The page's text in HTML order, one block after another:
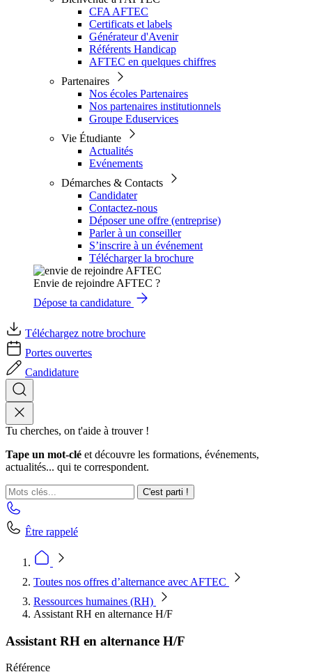
CFA AFTEC
Certificats et labels
Générateur d'Avenir
Référents Handicap
AFTEC en quelques chiffres
Partenaires
Nos écoles Partenaires
Nos partenaires institutionnels
Groupe Eduservices
Vie Étudiante
Actualités
Evénements
Démarches & Contacts
Candidater
Contactez-nous
Déposer une offre (entreprise)
Parler à un conseiller
S’inscrire à un événement
Télécharger la brochure
Envie de rejoindre AFTEC ?
Dépose ta candidature
Téléchargez notre brochure
Portes ouvertes
Candidature
Tu cherches, on t'aide à trouver !
Tape un mot-clé et découvre les formations, événements,
actualités... qui te correspondent.
C'est parti !
Être rappelé
Toutes nos offres d’alternance avec AFTEC
Ressources humaines (RH)
Assistant RH en alternance H/F
Assistant RH en alternance H/F
Référence